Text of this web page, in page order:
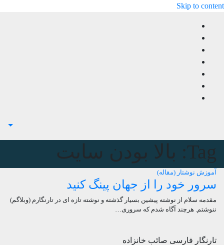
Skip to content
Tag: بالا بودن سایت
آموزش نوشتار (مقاله)
سرور خود را از جهان پینگ کنید
مقدمه سلام از نوشته پیشین بسیار گذشته و نوشته تازه ای در تارنگارم (وبلاگم)
ننوشتم. هرچند آگاه شدم که سروری…
تارنگار فارسی صائب خانزاده